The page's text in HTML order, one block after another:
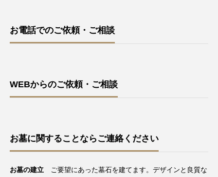
お電話でのご依頼・ご相談
WEBからのご依頼・ご相談
お墓に関することならご連絡ください
お墓の建立 ご要望にあった墓石を建てます。デザインと良質な